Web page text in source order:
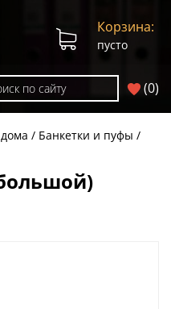
(0)
Корзина:
пусто
Банкетки и пуфы